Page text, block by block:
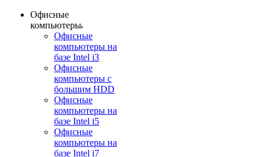
Офисные
компьютеры
Офисные
компьютеры на
базе Intel i3
Офисные
компьютеры с
большим HDD
Офисные
компьютеры на
базе Intel i5
Офисные
компьютеры на
базе Intel i7